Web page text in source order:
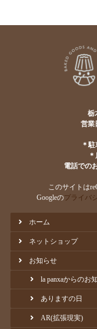
栃
営業
＊
電話での
このサイトは
Googleのプライバ
ホーム
ネットショップ
お知らせ
la panxaからのお
ありますの日
AR(拡張現実)